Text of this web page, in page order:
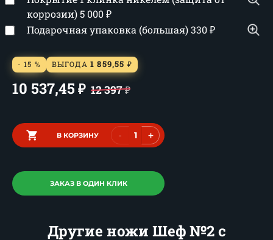
коррозии)5 000₽
Подарочная упаковка (большая)330₽
- 15 % ВЫГОДА 1 859,55 ₽
10 537,45 ₽ 12 397₽
В КОРЗИНУ - +
ЗАКАЗ В ОДИН КЛИК
Другие ножи Шеф №2 с